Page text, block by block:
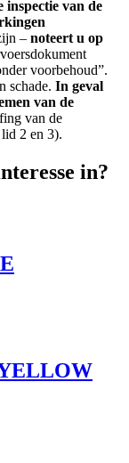
inspectie van de
– noteert u op
voorbehoud”.
schade. In geval
van de
van de
2 en 3).
in?